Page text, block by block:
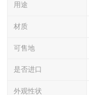
用途
材质
可售地
是否进口
外观性状